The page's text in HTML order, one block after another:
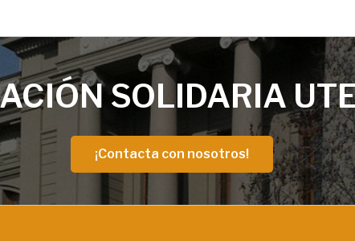
SOLIDARIA
¡Contacta con nosotros!